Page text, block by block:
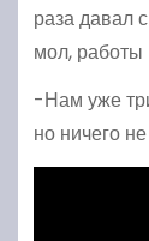
раза давал
мол,
-Нам уже
но ничего